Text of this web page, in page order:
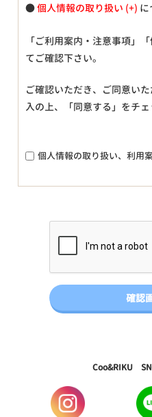
●個人情報の取り扱い に
「ご利用案内・注意事項」
てご確認下さい。
ご確認いただき、ご同意い
入の上、「同意する」をチェ
個人情報の取り扱い、利用
Coo&RIKU